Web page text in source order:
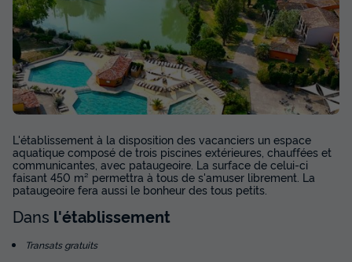
L'établissement à la disposition des vacanciers un espace
aquatique composé de trois piscines extérieures, chauffées et
communicantes, avec pataugeoire. La surface de celui-ci
faisant 450 m² permettra à tous de s'amuser librement. La
pataugeoire fera aussi le bonheur des tous petits.
Dans l'établissement
Transats gratuits